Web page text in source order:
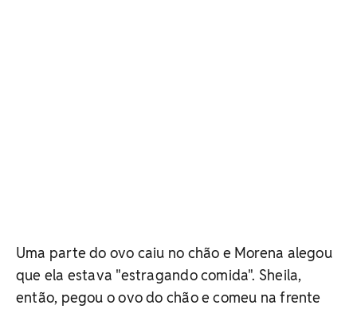
Uma parte do ovo caiu no chão e Morena alegou
que ela estava "estragando comida". Sheila,
então, pegou o ovo do chão e comeu na frente